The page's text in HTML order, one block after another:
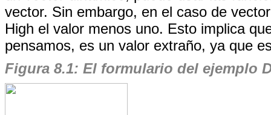
vector. Sin embargo, en el caso de
High el valor menos uno. Esto implica
pensamos, es un valor extraño, ya que
Figura 8.1: El formulario del ejemplo